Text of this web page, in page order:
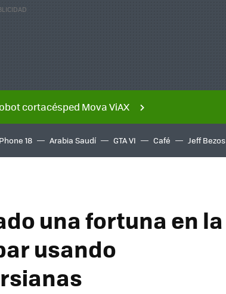
cortacésped Mova ViAX
18 Arabia Saudí GTA VI Café Jeff Bezos
una fortuna en la
usando